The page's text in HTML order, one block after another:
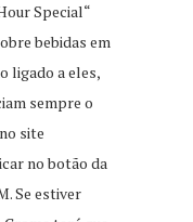
Special“
bebidas em
ligado a eles,
sempre o
site
no botão da
Se estiver